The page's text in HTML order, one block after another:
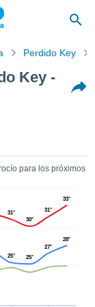
Perdido Key
Key -
para los próximos
31°
30°
31°
33°
25°
25°
27°
28°